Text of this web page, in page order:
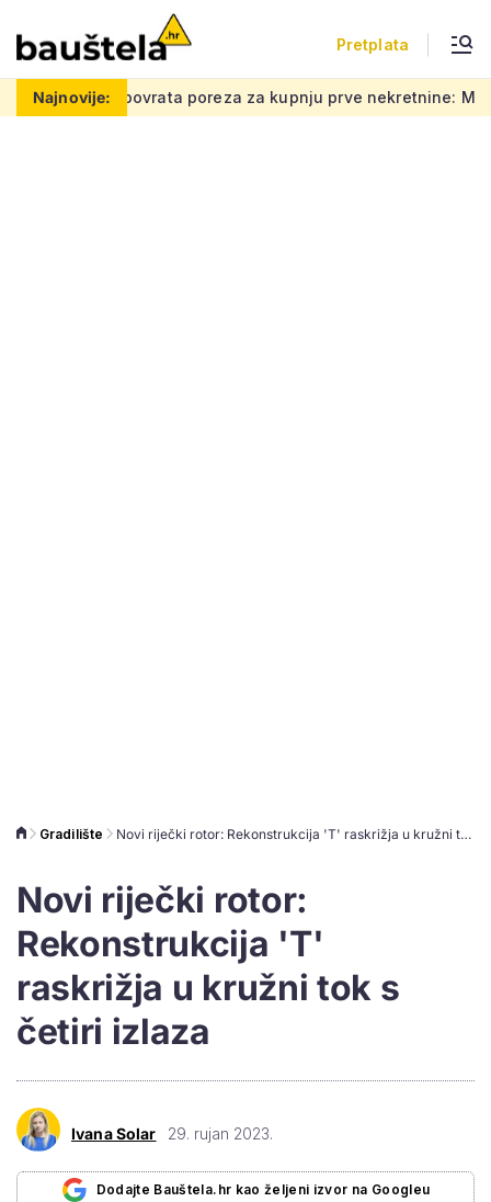
Pretplata
Najnovije:
poreza za kupnju prve nekretnine: Morate znati ovih 5
Gradilište Novi riječki rotor: Rekonstrukcija 'T' raskrižja u kružni tok s četiri izlaza
Novi riječki rotor:
Rekonstrukcija 'T'
raskrižja u kružni tok s
četiri izlaza
Ivana Solar 29. rujan 2023.
Dodajte Bauštela.hr kao željeni izvor na Googleu